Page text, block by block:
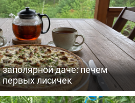
даче: печем
лисичек